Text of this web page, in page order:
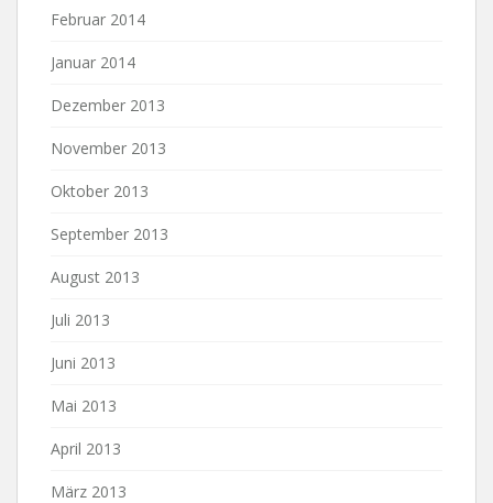
Februar 2014
Januar 2014
Dezember 2013
November 2013
Oktober 2013
September 2013
August 2013
Juli 2013
Juni 2013
Mai 2013
April 2013
März 2013